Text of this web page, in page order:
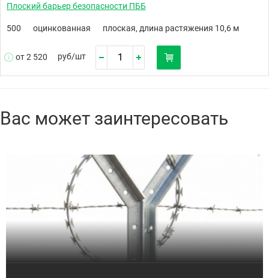
Плоский барьер безопасности ПББ
500 оцинкованная плоская, длина растяжения 10,6 м
от 2 520 руб/шт
Вас может заинтересовать